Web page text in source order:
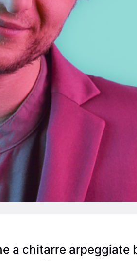
a chitarre arpeggiate